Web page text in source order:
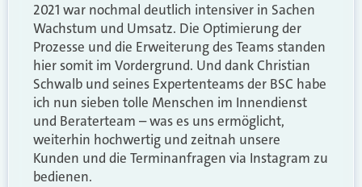
2021 war nochmal deutlich intensiver in Sachen
Wachstum und Umsatz. Die Optimierung der
Prozesse und die Erweiterung des Teams standen
hier somit im Vordergrund. Und dank Christian
Schwalb und seines Expertenteams der BSC habe
ich nun sieben tolle Menschen im Innendienst
und Beraterteam – was es uns ermöglicht,
weiterhin hochwertig und zeitnah unsere
Kunden und die Terminanfragen via Instagram zu
bedienen.